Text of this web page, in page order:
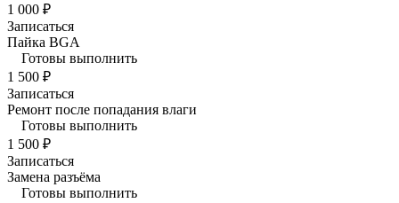
1 000 ₽
Записаться
Пайка BGA
Готовы выполнить
1 500 ₽
Записаться
Ремонт после попадания влаги
Готовы выполнить
1 500 ₽
Записаться
Замена разъёма
Готовы выполнить